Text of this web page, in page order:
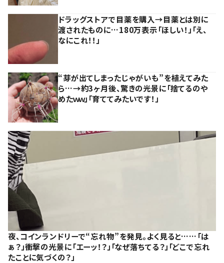
ドラッグストアで目薬を購入→目薬とは別に
渡されたものに…180万表示「ほしい！」「え、
なにこれ！！」
“芽が出てしまったじゃがいも”を植えてみた
ら…→約3ヶ月後、驚きの光景に「捨てるのや
めたｗｗ」「育ててみたいです！」
夜、コインランドリーで“忘れ物”を発見。よく見ると……「は
ぁ？」衝撃の光景に「エーッ！？」「なぜ落ちてる？」「どこで忘れ
たことに気づくの？」